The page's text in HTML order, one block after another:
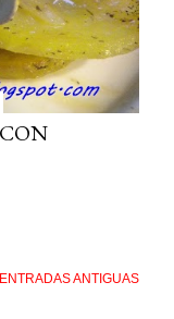
ENTRADAS ANTIGUAS